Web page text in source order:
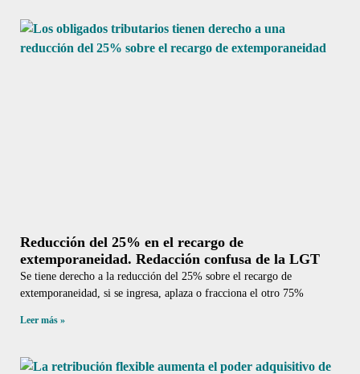
Reducción del 25% en el recargo de
extemporaneidad. Redacción confusa de la LGT
Se tiene derecho a la reducción del 25% sobre el recargo de
extemporaneidad, si se ingresa, aplaza o fracciona el otro 75%
Leer más »